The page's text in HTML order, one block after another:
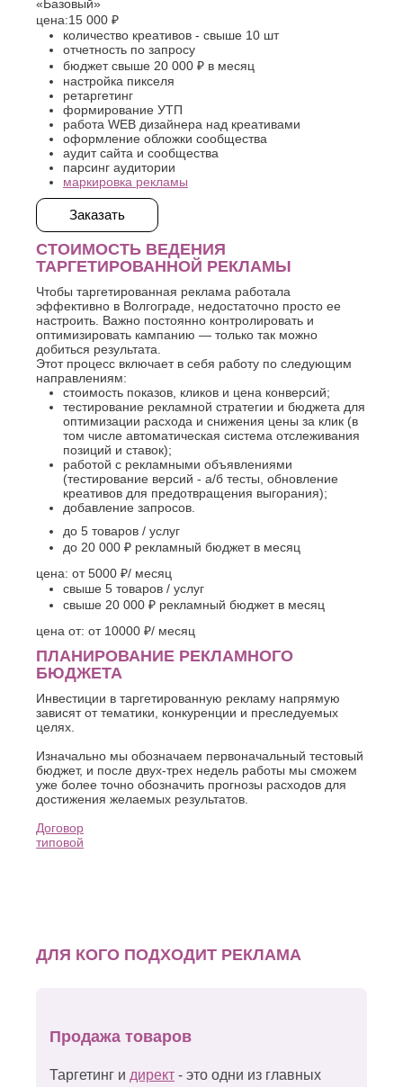
«Базовый»
цена:15 000 ₽
количество креативов - свыше 10 шт
отчетность по запросу
бюджет свыше 20 000 ₽ в месяц
настройка пикселя
ретаргетинг
формирование УТП
работа WEB дизайнера над креативами
оформление обложки сообщества
аудит сайта и сообщества
парсинг аудитории
маркировка рекламы
Заказать
СТОИМОСТЬ ВЕДЕНИЯ
ТАРГЕТИРОВАННОЙ РЕКЛАМЫ
Чтобы таргетированная реклама работала
эффективно в Волгограде, недостаточно просто ее
настроить. Важно постоянно контролировать и
оптимизировать кампанию — только так можно
добиться результата.
Этот процесс включает в себя работу по следующим
направлениям:
стоимость показов, кликов и цена конверсий;
тестирование рекламной стратегии и бюджета для
оптимизации расхода и снижения цены за клик (в
том числе автоматическая система отслеживания
позиций и ставок);
работой с рекламными объявлениями
(тестирование версий - а/б тесты, обновление
креативов для предотвращения выгорания);
добавление запросов.
до 5 товаров / услуг
до 20 000 ₽ рекламный бюджет в месяц
цена: от 5000 ₽/ месяц
свыше 5 товаров / услуг
свыше 20 000 ₽ рекламный бюджет в месяц
цена от: от 10000 ₽/ месяц
ПЛАНИРОВАНИЕ РЕКЛАМНОГО
БЮДЖЕТА
Инвестиции в таргетированную рекламу напрямую
зависят от тематики, конкуренции и преследуемых
целях.
Изначально мы обозначаем первоначальный тестовый
бюджет, и после двух-трех недель работы мы сможем
уже более точно обозначить прогнозы расходов для
достижения желаемых результатов.
Договор
типовой
ДЛЯ КОГО ПОДХОДИТ РЕКЛАМА
Продажа товаров
Таргетинг и директ - это одни из главных